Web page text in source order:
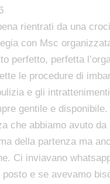
rientrati da una
con Msc
perfetto, perfetta
le procedure di
e gli
gentile e
che abbiamo avuto da
della partenza ma
Ci inviavano
posto e se avevamo